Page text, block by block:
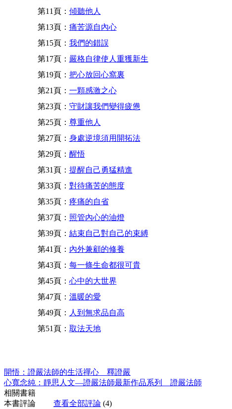
第11頁： 傾聽他人
第13頁： 痛苦源自內心
第15頁： 我們的錯誤
第17頁： 嚴格自律使人重獲新生
第19頁： 把心放回心窩裏
第21頁： 一顆感激之心
第23頁： 守財讓我們變得疲憊
第25頁： 尊重他人
第27頁： 身處逆境須用開拓法
第29頁： 醒悟
第31頁： 提醒自己勇猛精進
第33頁： 對待痛苦的態度
第35頁： 疼痛的自省
第37頁： 照管內心的油燈
第39頁： 結束自己對自己的束縛
第41頁： 內外兼顧的修養
第43頁： 每一條生命都很可貴
第45頁： 心中的大世界
第47頁： 溫暖的愛
第49頁： 人到無求品自高
第51頁： 取法天地
開悟：證嚴法師的生活禪心 釋證嚴
心寬念純：靜思人文—證嚴法師最新作品系列 證嚴法師
相關書籍
本書評論
查看全部評論 (4)